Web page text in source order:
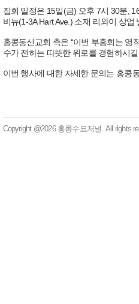
집회 일정은 15일(금) 오후 7시 30분,
비뉴(1-3A Hart Ave.) 소재 리와이 상
홍콩동신교회 측은 “이번 부흥회는 영
수가 전하는 따뜻한 위로를 경험하시길
이번 행사에 대한 자세한 문의는 홍콩
Copyright @2026 홍콩수요저널. All rights